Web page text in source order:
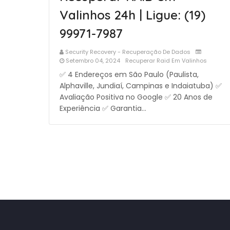
Valinhos 24h | Ligue: (19)
99971-7987
Security Recovery - Recuperação De Dados
Setembro 04, 2024
Recuperar Raid Em Valinhos
✅ 4 Endereços em São Paulo (Paulista,
Alphaville, Jundiaí, Campinas e Indaiatuba) ✅
Avaliação Positiva no Google ✅ 20 Anos de
Experiência ✅ Garantia…